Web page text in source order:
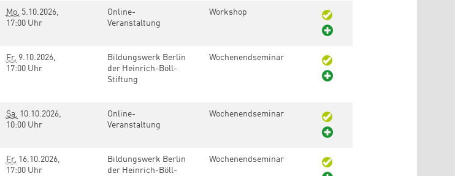
Mo. 5.10.2026,
17:00 Uhr
Online-
Veranstaltung
Workshop
Fr. 9.10.2026,
17:00 Uhr
Bildungswerk Berlin
der Heinrich-Böll-
Stiftung
Wochenendseminar
Sa. 10.10.2026,
10:00 Uhr
Online-
Veranstaltung
Wochenendseminar
Fr. 16.10.2026,
17:00 Uhr
Bildungswerk Berlin
der Heinrich-Böll-
Wochenendseminar